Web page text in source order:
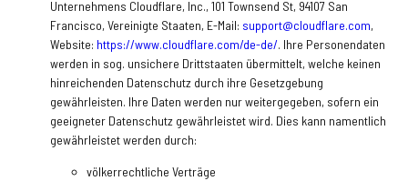
Unternehmens Cloudflare, Inc., 101 Townsend St, 94107 San
Francisco, Vereinigte Staaten, E-Mail: support@cloudflare.com,
Website: https://www.cloudflare.com/de-de/. Ihre Personendaten
werden in sog. unsichere Drittstaaten übermittelt, welche keinen
hinreichenden Datenschutz durch ihre Gesetzgebung
gewährleisten. Ihre Daten werden nur weitergegeben, sofern ein
geeigneter Datenschutz gewährleistet wird. Dies kann namentlich
gewährleistet werden durch:
völkerrechtliche Verträge